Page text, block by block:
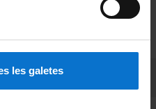
les galetes
Terms and privacy